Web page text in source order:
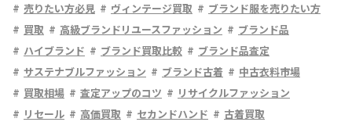
売りたい方必見
ヴィンテージ買取
ブランド服を売りたい方
買取
高級ブランドリユースファッション
ブランド品
ハイブランド
ブランド買取比較
ブランド品査定
サステナブルファッション
ブランド古着
中古衣料市場
買取相場
査定アップのコツ
リサイクルファッション
リセール
高価買取 セカンドハンド
古着買取